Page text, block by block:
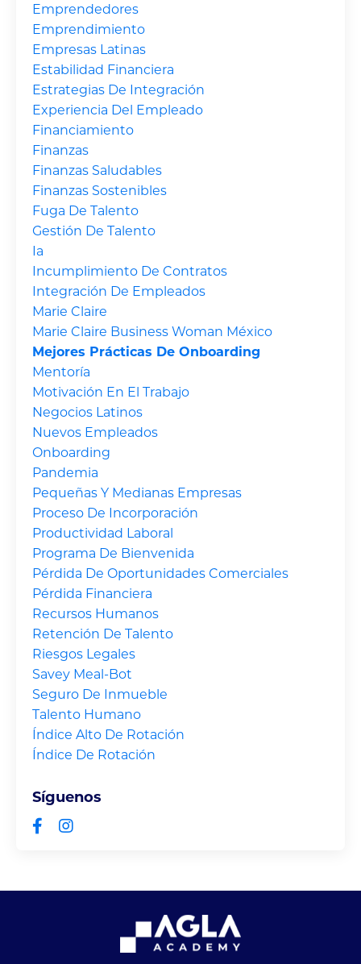
Emprendedores
Emprendimiento
Empresas Latinas
Estabilidad Financiera
Estrategias De Integración
Experiencia Del Empleado
Financiamiento
Finanzas
Finanzas Saludables
Finanzas Sostenibles
Fuga De Talento
Gestión De Talento
Ia
Incumplimiento De Contratos
Integración De Empleados
Marie Claire
Marie Claire Business Woman México
Mejores Prácticas De Onboarding
Mentoría
Motivación En El Trabajo
Negocios Latinos
Nuevos Empleados
Onboarding
Pandemia
Pequeñas Y Medianas Empresas
Proceso De Incorporación
Productividad Laboral
Programa De Bienvenida
Pérdida De Oportunidades Comerciales
Pérdida Financiera
Recursos Humanos
Retención De Talento
Riesgos Legales
Savey Meal-Bot
Seguro De Inmueble
Talento Humano
Índice Alto De Rotación
Índice De Rotación
Síguenos